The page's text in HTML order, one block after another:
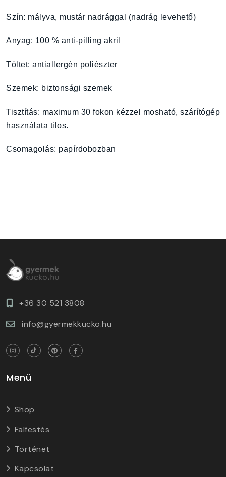
Szín: mályva, mustár nadrággal (nadrág levehető)
Anyag: 100 % anti-pilling akril
Töltet: antiallergén poliészter
Szemek: biztonsági szemek
Tisztítás: maximum 30 fokon kézzel mosható, szárítógép
használata tilos.
Csomagolás: papírdobozban
+36 30 521 3808
info@gyermekkucko.hu
Menü
Shop
Falfestés
Történet
Kapcsolat